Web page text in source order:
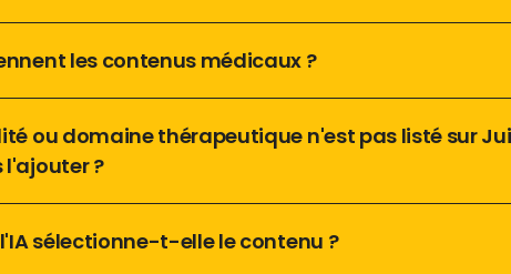
les contenus médicaux ?
ou domaine thérapeutique n'est pas listé sur
l'ajouter ?
sélectionne-t-elle le contenu ?